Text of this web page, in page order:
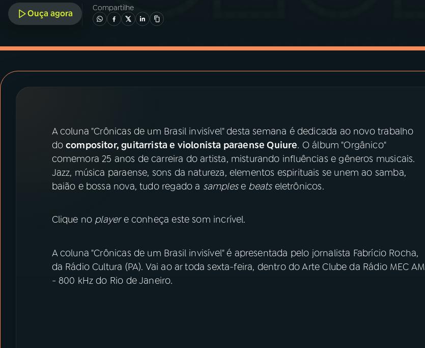
PROGRAMAS
PRÊMIO RÁDIO MEC
ACOMPANHE A RÁDIO MEC
Ouça agora
Compartilhe
A coluna "Crônicas de um Brasil invisível" desta semana é dedicada ao novo trabalho
docompositor, guitarrista e violonista paraense Quiure. O álbum "Orgânico"
comemora 25 anos de carreira do artista, misturando influências e gêneros musicais.
Jazz, música paraense, sons da natureza, elementos espirituais se unem ao samba,
baião e bossa nova, tudo regado a samplese beatseletrônicos.
Clique no playere conheça este som incrível.
A coluna "Crônicas de um Brasil invisível" é apresentada pelo jornalista Fabrício Rocha,
da Rádio Cultura (PA). Vai ao ar toda sexta-feira, dentro do Arte Clube da Rádio MEC AM
- 800 kHz do Rio de Janeiro.